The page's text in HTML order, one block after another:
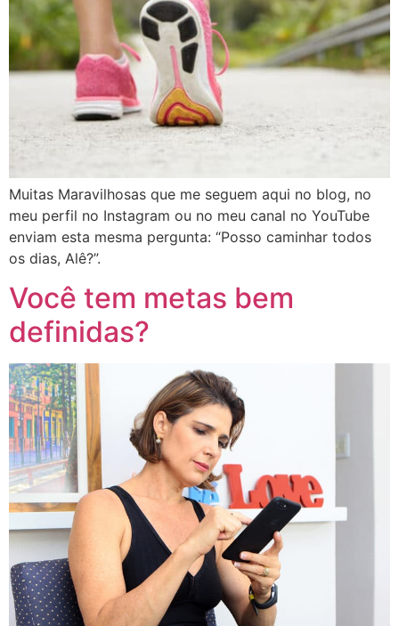
Muitas Maravilhosas que me seguem aqui no blog, no
meu perfil no Instagram ou no meu canal no YouTube
enviam esta mesma pergunta: “Posso caminhar todos
os dias, Alê?”.
Você tem metas bem
definidas?